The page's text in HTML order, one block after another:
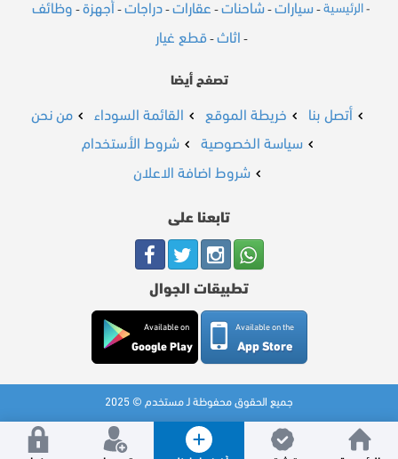
- الرئيسية - سيارات - شاحنات - عقارات - دراجات - أجهزة - وظائف
- اثاث -قطع غيار
تصفح أيضا
أتصل بنا خريطة الموقع القائمة السوداء
من نحن
سياسة الخصوصية
شروط الأستخدام
شروط اضافة الاعلان
تابعنا على
تطبيقات الجوال
Available on the
App Store
Available on
Google Play
جميع الحقوق محفوظة لـ مستخدم © 2025